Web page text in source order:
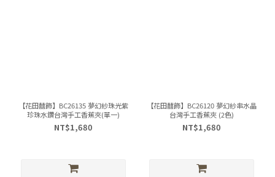
【花田囍飾】BC26135 夢幻紗珠光紫
珍珠水鑽台灣手工香蕉夾(單一)
NT$1,680
【花田囍飾】BC26120 夢幻紗串水晶
台灣手工香蕉夾 (2色)
NT$1,680